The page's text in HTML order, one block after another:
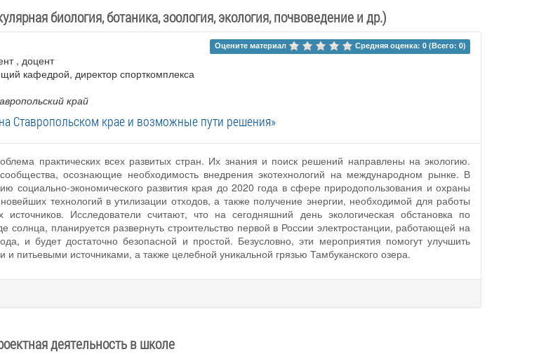
биология, ботаника, зоология, экология, почвоведение и др.)
Оцените материал Средняя оценка: 0 (Всего: 0)
, доцент
кафедрой, директор спорткомплекса
край
Ставропольском крае и возможные пути решения»
практических всех развитых стран. Их знания и поиск решений направлены на экологию.
осознающие необходимость внедрения экотехнологий на международном рынке. В
социально-экономического развития края до 2020 года в сфере природопользования и охраны
технологий в утилизации отходов, а также получение энергии, необходимой для работы
источников. Исследователи считают, что на сегодняшний день экологическая обстановка по
планируется развернуть строительство первой в России электростанции, работающей на
и будет достаточно безопасной и простой. Безусловно, эти мероприятия помогут улучшить
питьевыми источниками, а также целебной уникальной грязью Тамбуканского озера.
деятельность в школе